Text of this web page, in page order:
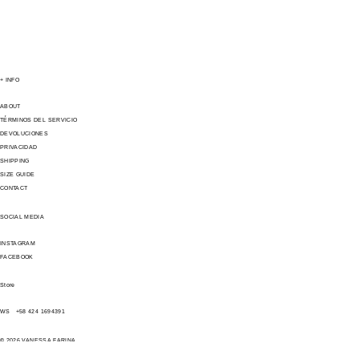
+ INFO
ABOUT
TÉRMINOS DEL SERVICIO
DEVOLUCIONES
PRIVACIDAD
SHIPPING
SIZE GUIDE
CONTACT
SOCIAL MEDIA
INSTAGRAM
FACEBOOK
Store
WS +58 424 1694391
© 2026 VANESSA FARINA.